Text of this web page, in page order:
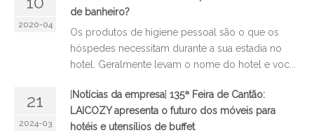
2020-04
de banheiro?
Os produtos de higiene pessoal são o que os
hóspedes necessitam durante a sua estadia no
hotel. Geralmente levam o nome do hotel e voc...
21
2024-03
[Notícias da empresa] 135ª Feira de Cantão:
LAICOZY apresenta o futuro dos móveis para
hotéis e utensílios de buffet